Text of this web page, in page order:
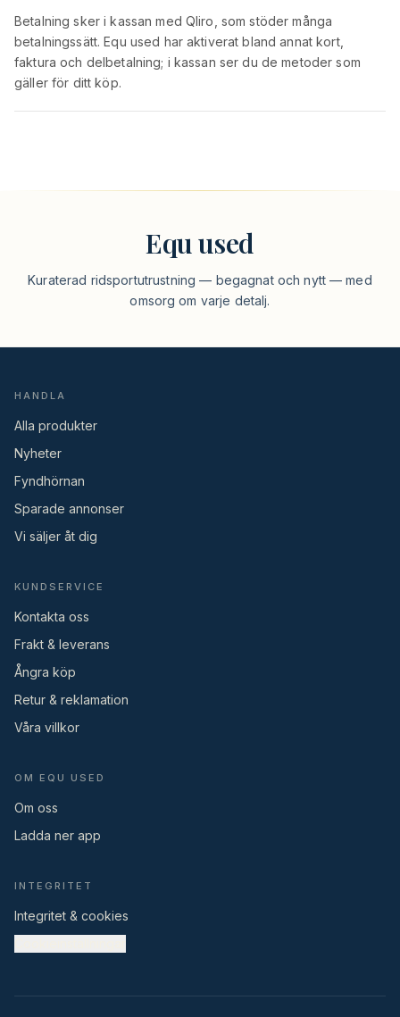
Betalning sker i kassan med Qliro, som stöder många
betalningssätt. Equ used har aktiverat bland annat kort,
faktura och delbetalning; i kassan ser du de metoder som
gäller för ditt köp.
Equ used
Kuraterad ridsportutrustning — begagnat och nytt — med
omsorg om varje detalj.
HANDLA
Alla produkter
Nyheter
Fyndhörnan
Sparade annonser
Vi säljer åt dig
KUNDSERVICE
Kontakta oss
Frakt & leverans
Ångra köp
Retur & reklamation
Våra villkor
OM EQU USED
Om oss
Ladda ner app
INTEGRITET
Integritet & cookies